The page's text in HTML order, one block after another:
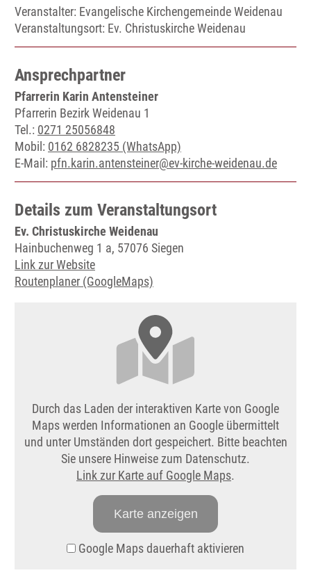
Veranstalter: Evangelische Kirchengemeinde Weidenau
Veranstaltungsort: Ev. Christuskirche Weidenau
Ansprechpartner
Pfarrerin Karin Antensteiner
Pfarrerin Bezirk Weidenau 1
Tel.: 0271 25056848
Mobil: 0162 6828235 (WhatsApp)
E-Mail: pfn.karin.antensteiner@ev-kirche-weidenau.de
Details zum Veranstaltungsort
Ev. Christuskirche Weidenau
Hainbuchenweg 1 a, 57076 Siegen
Link zur Website
Routenplaner (GoogleMaps)
Durch das Laden der interaktiven Karte von Google
Maps werden Informationen an Google übermittelt
und unter Umständen dort gespeichert. Bitte beachten
Sie unsere Hinweise zum Datenschutz.
Link zur Karte auf Google Maps.
Karte anzeigen
Google Maps dauerhaft aktivieren